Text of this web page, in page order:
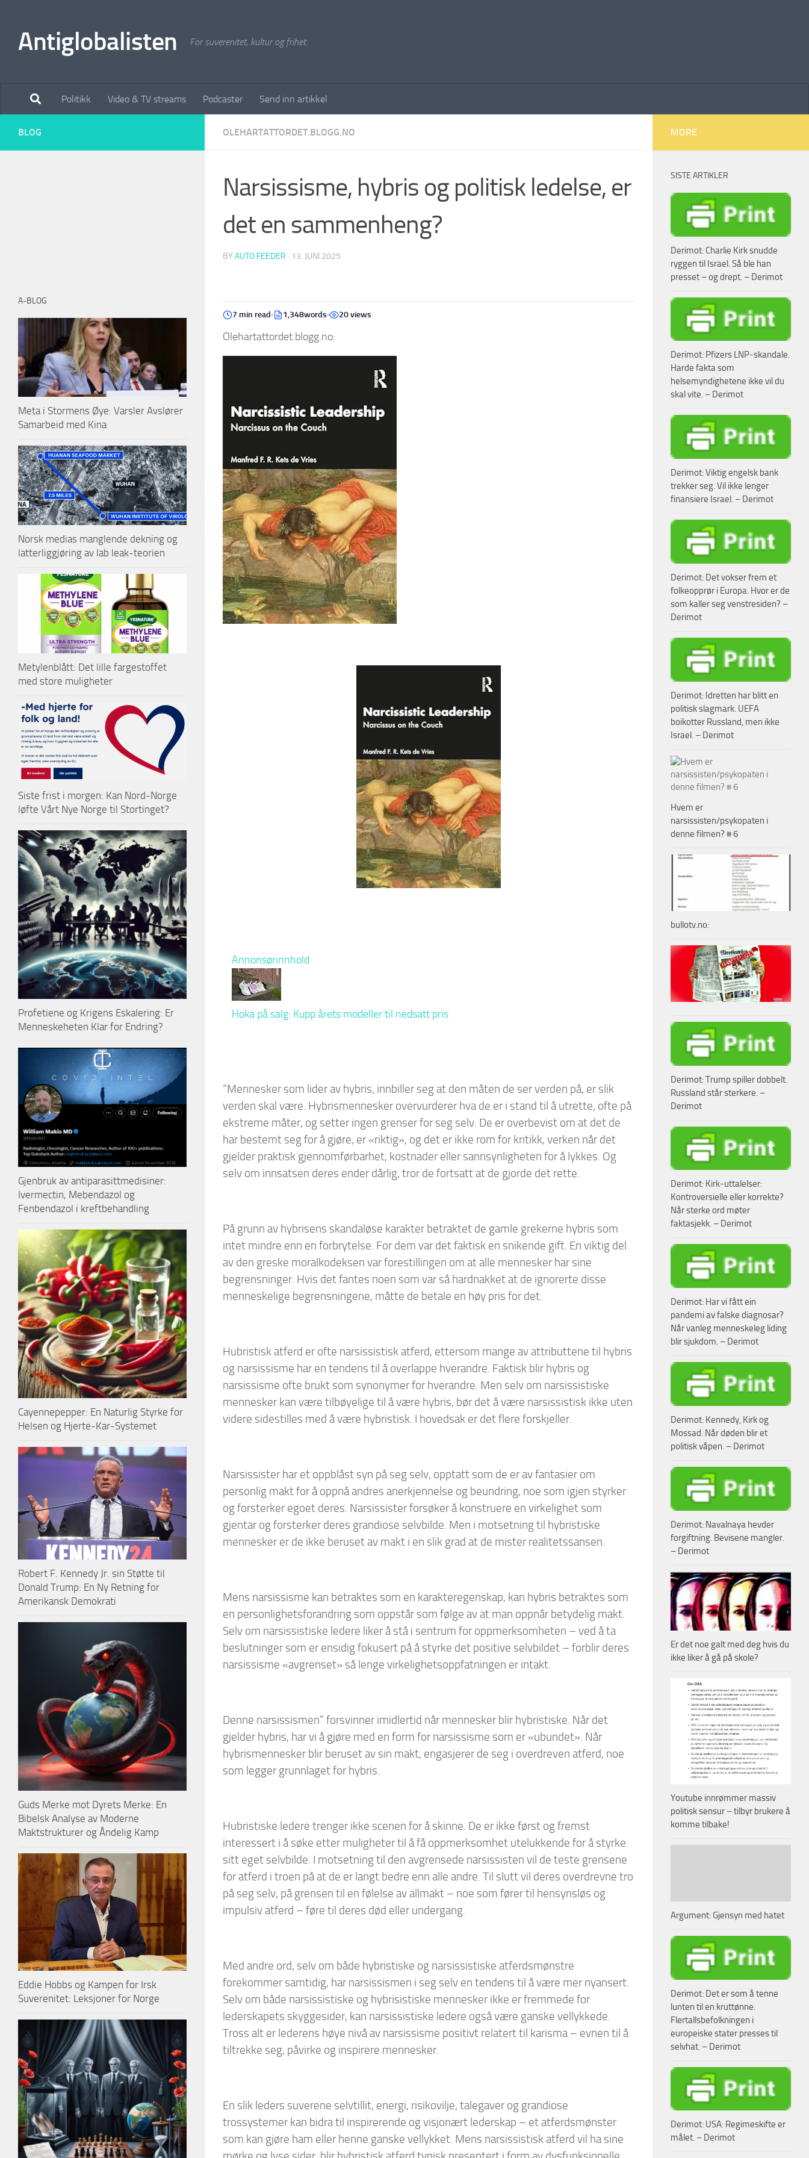
Antiglobalisten For suverenitet, kultur og frihet.
Politikk Video & TV streams Podcaster Send inn artikkel
OLEHARTATTORDET.BLOGG.NO
Narsissisme, hybris og politisk ledelse, er
det en sammenheng?
BY AUTO FEEDER · 13. JUNI 2025
7 min read 1,348words 20 views
Olehartattordet.blogg.no:
Annonsørinnhold
Hoka på salg: Kupp årets modeller til nedsatt pris
“Mennesker som lider av hybris, innbiller seg at den måten de ser verden på, er slik
verden skal være. Hybrismennesker overvurderer hva de er i stand til å utrette, ofte på
ekstreme måter, og setter ingen grenser for seg selv. De er overbevist om at det de
har bestemt seg for å gjøre, er «riktig», og det er ikke rom for kritikk, verken når det
gjelder praktisk gjennomførbarhet, kostnader eller sannsynligheten for å lykkes. Og
selv om innsatsen deres ender dårlig, tror de fortsatt at de gjorde det rette.
På grunn av hybrisens skandaløse karakter betraktet de gamle grekerne hybris som
intet mindre enn en forbrytelse. For dem var det faktisk en snikende gift. En viktig del
av den greske moralkodeksen var forestillingen om at alle mennesker har sine
begrensninger. Hvis det fantes noen som var så hardnakket at de ignorerte disse
menneskelige begrensningene, måtte de betale en høy pris for det.
Hubristisk atferd er ofte narsissistisk atferd, ettersom mange av attributtene til hybris
og narsissisme har en tendens til å overlappe hverandre. Faktisk blir hybris og
narsissisme ofte brukt som synonymer for hverandre. Men selv om narsissistiske
mennesker kan være tilbøyelige til å være hybris, bør det å være narsissistisk ikke uten
videre sidestilles med å være hybristisk. I hovedsak er det flere forskjeller.
Narsissister har et oppblåst syn på seg selv, opptatt som de er av fantasier om
personlig makt for å oppnå andres anerkjennelse og beundring, noe som igjen styrker
og forsterker egoet deres. Narsissister forsøker å konstruere en virkelighet som
gjentar og forsterker deres grandiose selvbilde. Men i motsetning til hybristiske
mennesker er de ikke beruset av makt i en slik grad at de mister realitetssansen.
Mens narsissisme kan betraktes som en karakteregenskap, kan hybris betraktes som
en personlighetsforandring som oppstår som følge av at man oppnår betydelig makt.
Selv om narsissistiske ledere liker å stå i sentrum for oppmerksomheten – ved å ta
beslutninger som er ensidig fokusert på å styrke det positive selvbildet – forblir deres
narsissisme «avgrenset» så lenge virkelighetsoppfatningen er intakt.
Denne narsissismen” forsvinner imidlertid når mennesker blir hybristiske. Når det
gjelder hybris, har vi å gjøre med en form for narsissisme som er «ubundet». Når
hybrismennesker blir beruset av sin makt, engasjerer de seg i overdreven atferd, noe
som legger grunnlaget for hybris.
Hubristiske ledere trenger ikke scenen for å skinne. De er ikke først og fremst
interessert i å søke etter muligheter til å få oppmerksomhet utelukkende for å styrke
sitt eget selvbilde. I motsetning til den avgrensede narsissisten vil de teste grensene
for atferd i troen på at de er langt bedre enn alle andre. Til slutt vil deres overdrevne tro
på seg selv, på grensen til en følelse av allmakt – noe som fører til hensynsløs og
impulsiv atferd – føre til deres død eller undergang.
Med andre ord, selv om både hybristiske og narsissistiske atferdsmønstre
forekommer samtidig, har narsissismen i seg selv en tendens til å være mer nyansert.
Selv om både narsissistiske og hybrisistiske mennesker ikke er fremmede for
lederskapets skyggesider, kan narsissistiske ledere også være ganske vellykkede.
Tross alt er lederens høye nivå av narsissisme positivt relatert til karisma – evnen til å
tiltrekke seg, påvirke og inspirere mennesker.
En slik leders suverene selvtillit, energi, risikovilje, talegaver og grandiose
trossystemer kan bidra til inspirerende og visjonært lederskap – et atferdsmønster
som kan gjøre ham eller henne ganske vellykket. Mens narsissistisk atferd vil ha sine
BLOG
A-BLOG
Meta i Stormens Øye: Varsler Avslører
Samarbeid med Kina
Norsk medias manglende dekning og
latterliggjøring av lab leak-teorien
Metylenblått: Det lille fargestoffet
med store muligheter
Siste frist i morgen: Kan Nord-Norge
løfte Vårt Nye Norge til Stortinget?
Profetiene og Krigens Eskalering: Er
Menneskeheten Klar for Endring?
Gjenbruk av antiparasittmedisiner:
Ivermectin, Mebendazol og
Fenbendazol i kreftbehandling
Cayennepepper: En Naturlig Styrke for
Helsen og Hjerte-Kar-Systemet
Robert F. Kennedy Jr. sin Støtte til
Donald Trump: En Ny Retning for
Amerikansk Demokrati
Guds Merke mot Dyrets Merke: En
Bibelsk Analyse av Moderne
Maktstrukturer og Åndelig Kamp
Eddie Hobbs og Kampen for Irsk
Suverenitet: Leksjoner for Norge
MORE
SISTE ARTIKLER
Derimot: Charlie Kirk snudde
ryggen til Israel. Så ble han
presset – og drept. – Derimot
Derimot: Pfizers LNP-skandale.
Harde fakta som
helsemyndighetene ikke vil du
skal vite. – Derimot
Derimot: Viktig engelsk bank
trekker seg. Vil ikke lenger
finansiere Israel. – Derimot
Derimot: Det vokser frem et
folkeopprør i Europa. Hvor er de
som kaller seg venstresiden? –
Derimot
Derimot: Idretten har blitt en
politisk slagmark. UEFA
boikotter Russland, men ikke
Israel. – Derimot
Hvem er
narsissisten/psykopaten i
denne filmen? # 6
bullotv.no:
Derimot: Trump spiller dobbelt.
Russland står sterkere. –
Derimot
Derimot: Kirk-uttalelser:
Kontroversielle eller korrekte?
Når sterke ord møter
faktasjekk. – Derimot
Derimot: Har vi fått ein
pandemi av falske diagnosar?
Når vanleg menneskeleg liding
blir sjukdom. – Derimot
Derimot: Kennedy, Kirk og
Mossad. Når døden blir et
politisk våpen. – Derimot
Derimot: Navalnaya hevder
forgiftning. Bevisene mangler.
– Derimot
Er det noe galt med deg hvis du
ikke liker å gå på skole?
Youtube innrømmer massiv
politisk sensur – tilbyr brukere å
komme tilbake!
Argument: Gjensyn med hatet
Derimot: Det er som å tenne
lunten til en kruttønne.
Flertallsbefolkningen i
europeiske stater presses til
selvhat. – Derimot
Derimot: USA: Regimeskifte er
målet. – Derimot